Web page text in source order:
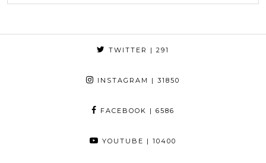
TWITTER | 291
INSTAGRAM | 31850
FACEBOOK | 6586
YOUTUBE | 10400